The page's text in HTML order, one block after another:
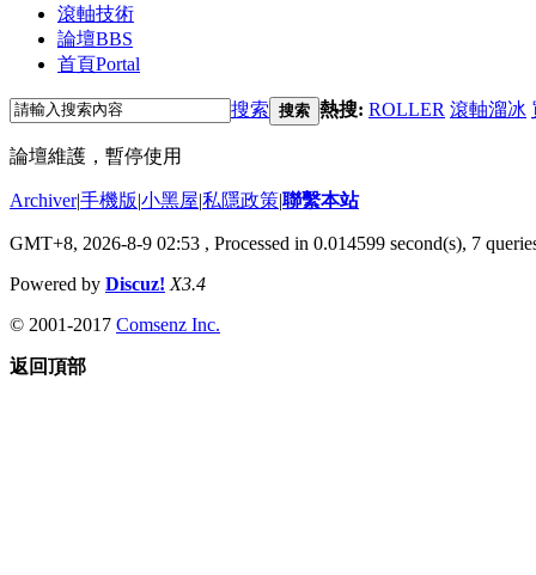
滾軸技術
論壇BBS
首頁Portal
搜索 搜索 熱搜: ROLLER 滾軸溜冰
論壇維護，暫停使用
Archiver|手機版|小黑屋|私隱政策|聯繫本站
GMT+8, 2026-8-9 02:53 , Processed in 0.014599 second(s), 7
Powered by Discuz! X3.4
© 2001-2017 Comsenz Inc.
返回頂部